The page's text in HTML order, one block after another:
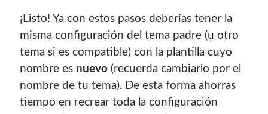
Codigeek 0
El Blog de Luis0
Picando Código0
¡Listo! Ya con estos pasos deberías tener la
misma configuración del tema padre (u otro
tema si es compatible) con la plantilla cuyo
nombre es nuevo (recuerda cambiarlo por el
nombre de tu tema). De esta forma ahorras
tiempo en recrear toda la configuración